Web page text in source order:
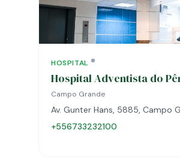
HOSPITAL
Hospital Adventista do
Campo Grande
Av. Gunter Hans, 5885, Campo
+556733232100